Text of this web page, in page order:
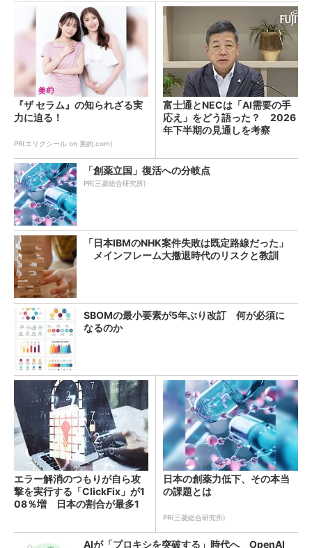
『ザ セラム』の知られざる実
力に迫る！
PR(エリクシール on 美的.com)
富士通とNECは「AI需要の手
応え」をどう語った？ 2026
年下半期の見通しを考察
「創薬立国」復活への分岐点
PR(三菱総合研究所)
「日本IBMのNHK案件失敗は既定路線だった」
メインフレーム大撤退時代のリスクと教訓
SBOMの最小要素が5年ぶり改訂 何が必須に
なるのか
エラー解消のつもりが自ら攻
撃を実行する「ClickFix」が1
08％増 日本の割合が最多1
日本の創薬力低下、その本当
の課題とは
PR(三菱総合研究所)
AIが「プロキシを突破する」時代へ OpenAI